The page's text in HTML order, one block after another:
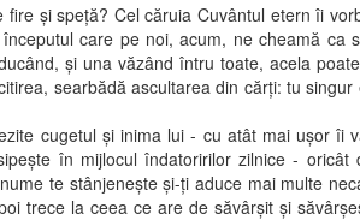
speţă? Cel căruia Cuvântul etern îi
care pe noi, acum, ne cheamă
şi una văzând întru toate, acela
searbădă ascultarea din cărţi: tu
şi inima lui - cu atât mai uşor îi va
în mijlocul îndatoririlor zilnice -
te stânjeneşte şi-ţi aduce mai multe
trece la ceea ce are de săvârşit şi